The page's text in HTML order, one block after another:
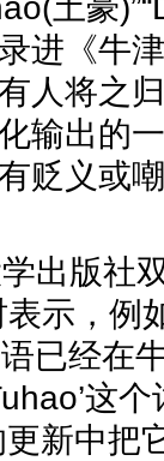
土豪
进《牛
人将之
输出的
贬义或
出版社
示，例
已经在
这
新中把